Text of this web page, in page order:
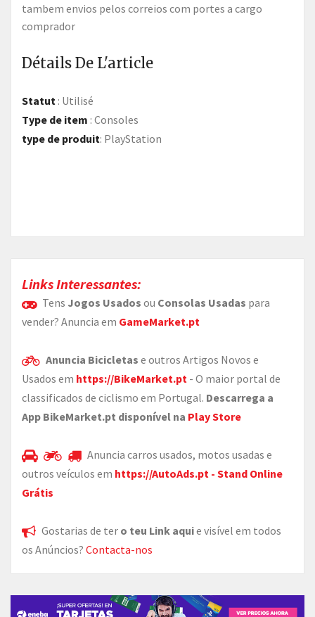
tambem envios pelos correios com portes a cargo
comprador
Détails De L'article
Statut : Utilisé
Type de item : Consoles
type de produit: PlayStation
Links Interessantes:
Tens Jogos Usados ou Consolas Usadas para
vender? Anuncia em GameMarket.pt
Anuncia Bicicletas e outros Artigos Novos e
Usados em https://BikeMarket.pt - O maior portal de
classificados de ciclismo em Portugal. Descarrega a
App BikeMarket.pt disponível na Play Store
Anuncia carros usados, motos usadas e
outros veículos em https://AutoAds.pt - Stand Online
Grátis
Gostarias de ter o teu Link aquie visível em todos
os Anúncios? Contacta-nos